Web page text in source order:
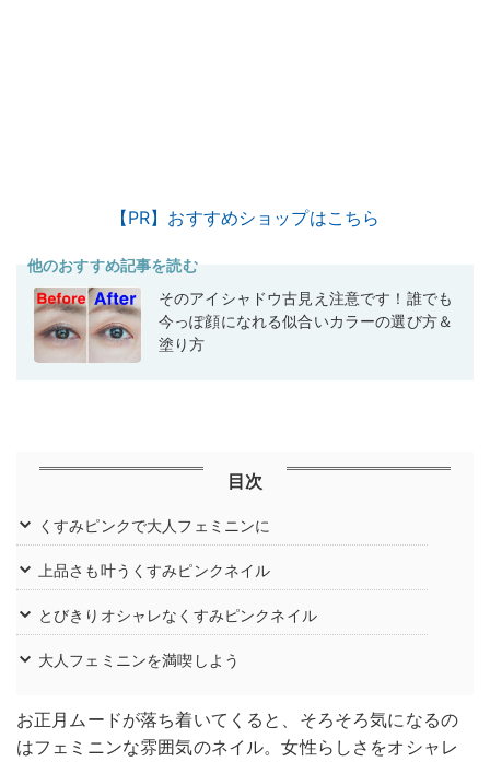
【PR】おすすめショップはこちら
他のおすすめ記事を読む
そのアイシャドウ古見え注意です！誰でも
今っぽ顔になれる似合いカラーの選び方＆
塗り方
目次
くすみピンクで大人フェミニンに
上品さも叶うくすみピンクネイル
とびきりオシャレなくすみピンクネイル
大人フェミニンを満喫しよう
お正月ムードが落ち着いてくると、そろそろ気になるの
はフェミニンな雰囲気のネイル。女性らしさをオシャレ